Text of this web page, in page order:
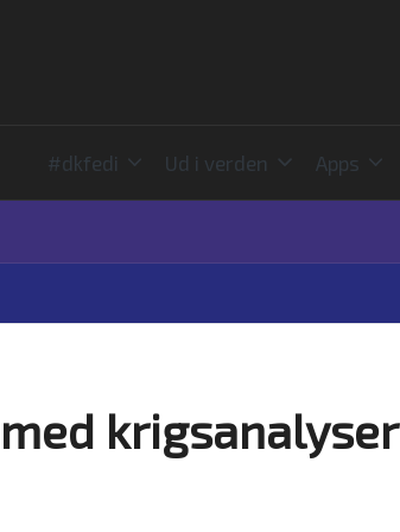
#dkfedi Ud i verden Apps
krigsanalyser